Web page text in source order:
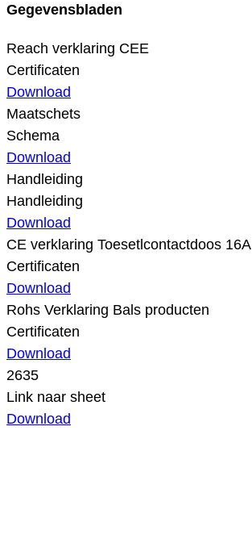
Gegevensbladen
Reach verklaring CEE
Certificaten
Download
Maatschets
Schema
Download
Handleiding
Handleiding
Download
CE verklaring Toesetlcontactdoos 16A
Certificaten
Download
Rohs Verklaring Bals producten
Certificaten
Download
2635
Link naar sheet
Download